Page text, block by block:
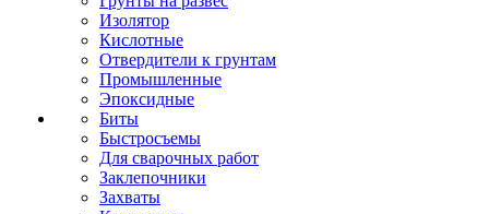
Изолятор
Кислотные
Отвердители к грунтам
Промышленные
Эпоксидные
Биты
Быстросъемы
Для сварочных работ
Заклепочники
Захваты